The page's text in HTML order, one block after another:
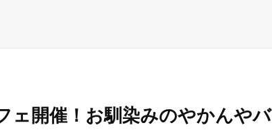
ェ開催！お馴染みのやかんやバ